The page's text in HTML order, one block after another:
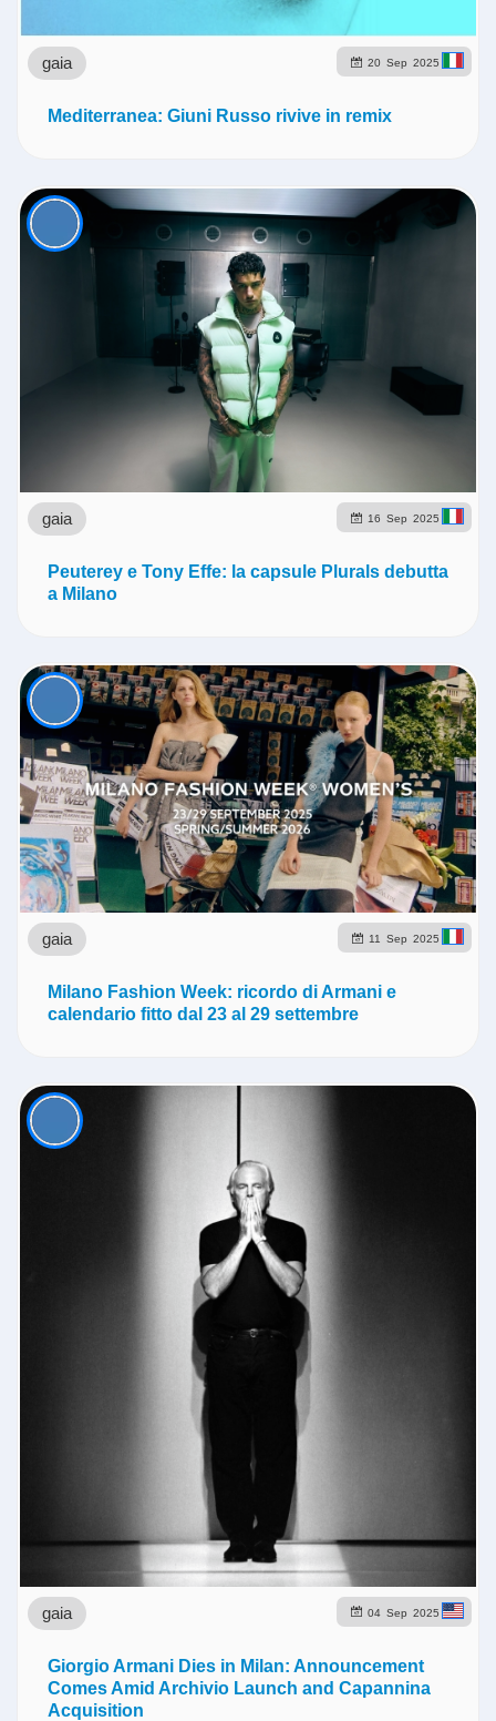
20 Sep 2025
gaia
Mediterranea: Giuni Russo rivive in remix
16 Sep 2025
gaia
Peuterey e Tony Effe: la capsule Plurals debutta
a Milano
11 Sep 2025
gaia
Milano Fashion Week: ricordo di Armani e
calendario fitto dal 23 al 29 settembre
04 Sep 2025
gaia
Giorgio Armani Dies in Milan: Announcement
Comes Amid Archivio Launch and Capannina
Acquisition